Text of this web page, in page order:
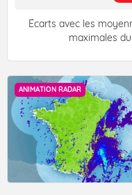
Écarts avec les
maximales
ANIMATION RADAR